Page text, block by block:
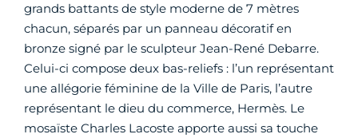
grands battants de style moderne de 7 mètres
chacun, séparés par un panneau décoratif en
bronze signé par le sculpteur Jean-René Debarre.
Celui-ci compose deux bas-reliefs : l’un représentant
une allégorie féminine de la Ville de Paris, l’autre
représentant le dieu du commerce, Hermès. Le
mosaïste Charles Lacoste apporte aussi sa touche